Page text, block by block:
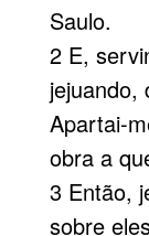
Saulo.
2 E,
jejuando,
Apartai-
obra a
3 Então,
sobre